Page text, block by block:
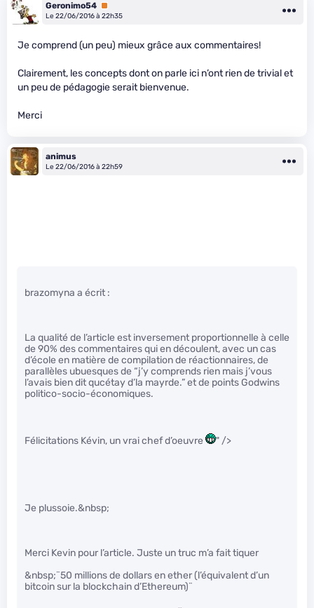
Geronimo54 Premium
Le 22/06/2016 à 22h35
Je comprend (un peu) mieux grâce aux commentaires!
Clairement, les concepts dont on parle ici n’ont rien de trivial et
un peu de pédagogie serait bienvenue.
Merci
animus
Le 22/06/2016 à 22h59
brazomyna a écrit :
La qualité de l’article est inversement proportionnelle à celle
de 90% des commentaires qui en découlent, avec un cas
d’école en matière de compilation de réactionnaires, de
parallèles ubuesques de “j’y comprends rien mais j’vous
l’avais bien dit qucétay d’la mayrde.” et de points Godwins
politico-socio-économiques.
Félicitations Kévin, un vrai chef d’oeuvre " />
Je plussoie.&nbsp;
Merci Kevin pour l’article. Juste un truc m’a fait tiquer
&nbsp;¨50 millions de dollars en ether (l’équivalent d’un
bitcoin sur la blockchain d’Ethereum)¨